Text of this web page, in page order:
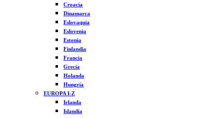
Croacia
Dinamarca
Eslovaquia
Eslovenia
Estonia
Finlandia
Francia
Grecia
Holanda
Hungría
EUROPA I-Z
Irlanda
Islandia